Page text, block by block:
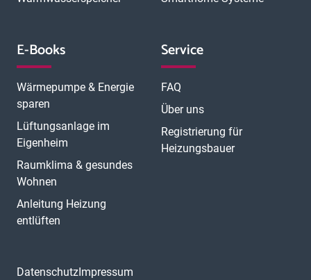
E-Books
Wärmepumpe & Energie
sparen
Lüftungsanlage im
Eigenheim
Raumklima & gesundes
Wohnen
Anleitung Heizung
entlüften
Service
FAQ
Über uns
Registrierung für
Heizungsbauer
DatenschutzImpressum